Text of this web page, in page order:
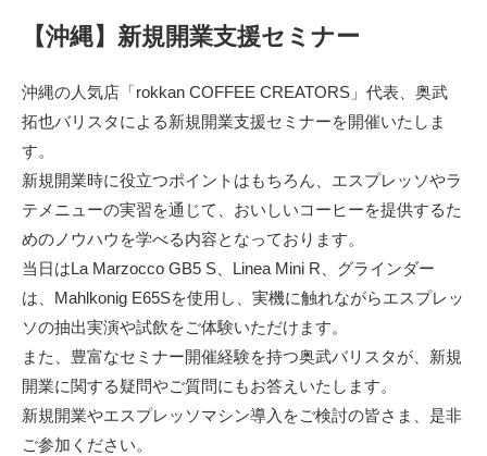
【沖縄】新規開業支援セミナー
沖縄の人気店「rokkan COFFEE CREATORS」代表、奥武
拓也バリスタによる新規開業支援セミナーを開催いたしま
す。
新規開業時に役立つポイントはもちろん、エスプレッソやラ
テメニューの実習を通じて、おいしいコーヒーを提供するた
めのノウハウを学べる内容となっております。
当日はLa Marzocco GB5 S、Linea Mini R、グラインダー
は、Mahlkonig E65Sを使用し、実機に触れながらエスプレッ
ソの抽出実演や試飲をご体験いただけます。
また、豊富なセミナー開催経験を持つ奥武バリスタが、新規
開業に関する疑問やご質問にもお答えいたします。
新規開業やエスプレッソマシン導入をご検討の皆さま、是非
ご参加ください。